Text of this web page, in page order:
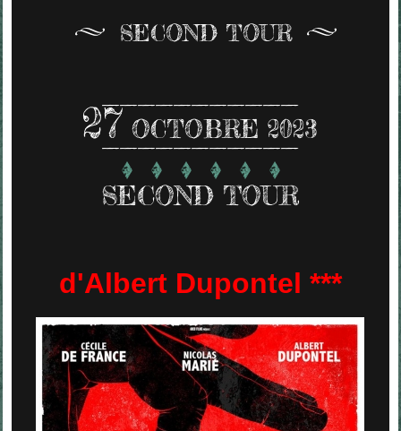
SECOND TOUR
27 OCTOBRE 2023
SECOND TOUR
d'Albert Dupontel ***